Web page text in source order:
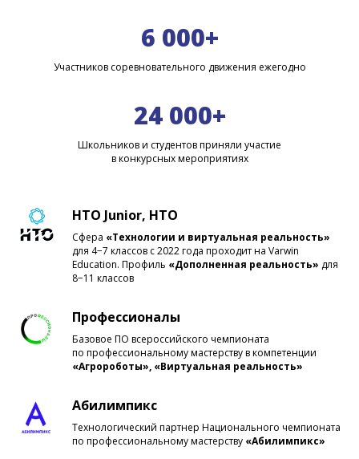
6 000+
Участников соревновательного движения ежегодно
24 000+
Школьников и студентов приняли участие
в конкурсных мероприятиях
НТО Junior, НТО
Сфера «Технологии и виртуальная реальность»
для 4−7 классов с 2022 года проходит на Varwin
Education. Профиль «Дополненная реальность» для
8−11 классов
Профессионалы
Базовое ПО всероссийского чемпионата
по профессиональному мастерству в компетенции
«Агророботы», «Виртуальная реальность»
Абилимпикс
Технологический партнер Национального чемпионата
по профессиональному мастерству «Абилимпикс»